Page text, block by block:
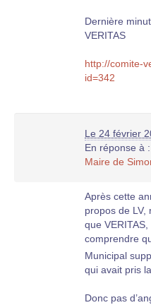
Dernière
VERITAS
http://comite-
id=342
Le 24 février
En réponse à :
Maire de
Après cette
propos de LV,
que
comprendre
Municipal
qui avait pris
Donc pas